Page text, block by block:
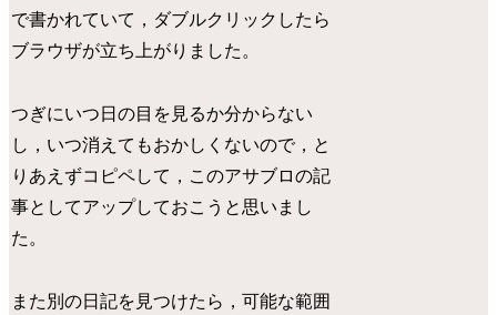
で書かれていて，ダブルクリックしたら
ブラウザが立ち上がりました。
つぎにいつ日の目を見るか分からない
し，いつ消えてもおかしくないので，と
りあえずコピペして，このアサブロの記
事としてアップしておこうと思いまし
た。
また別の日記を見つけたら，可能な範囲